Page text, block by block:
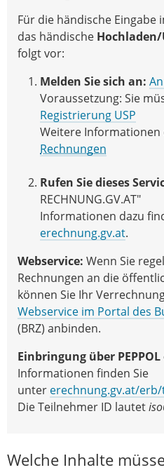
Für die händische Eingabe
das händische
folgt vor:
Melden Sie sich an:
Voraussetzung: Sie
Registrierung USP
Weitere Informationen
Rechnungen
Rufen Sie dieses
RECHNUNG.GV.AT"
Informationen dazu
erechnung.gv.at.
Webservice: Wenn Sie
Rechnungen an die
können Sie Ihr
Webservice im Portal des
(BRZ) anbinden.
Einbringung über
Informationen finden Sie
unter erechnung.gv.at/
Die Teilnehmer ID lautet
Welche Inhalte